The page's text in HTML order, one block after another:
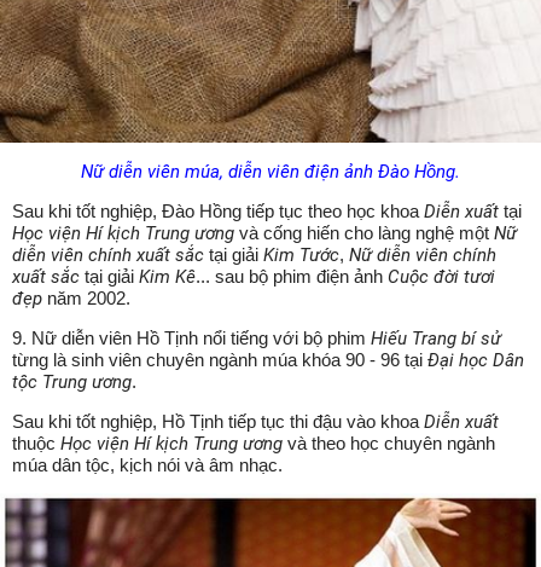
Nữ diễn viên múa, diễn viên điện ảnh Đào Hồng.
Sau khi tốt nghiệp, Đào Hồng tiếp tục theo học khoa Diễn xuất tại
Học viện Hí kịch Trung ương và cống hiến cho làng nghệ một Nữ
diễn viên chính xuất sắc tại giải Kim Tước, Nữ diễn viên chính
xuất sắc tại giải Kim Kê... sau bộ phim điện ảnh Cuộc đời tươi
đẹp năm 2002.
9. Nữ diễn viên Hồ Tịnh nổi tiếng với bộ phim Hiếu Trang bí sử
từng là sinh viên chuyên ngành múa khóa 90 - 96 tại Đại học Dân
tộc Trung ương.
Sau khi tốt nghiệp, Hồ Tịnh tiếp tục thi đậu vào khoa Diễn xuất
thuộc Học viện Hí kịch Trung ương và theo học chuyên ngành
múa dân tộc, kịch nói và âm nhạc.